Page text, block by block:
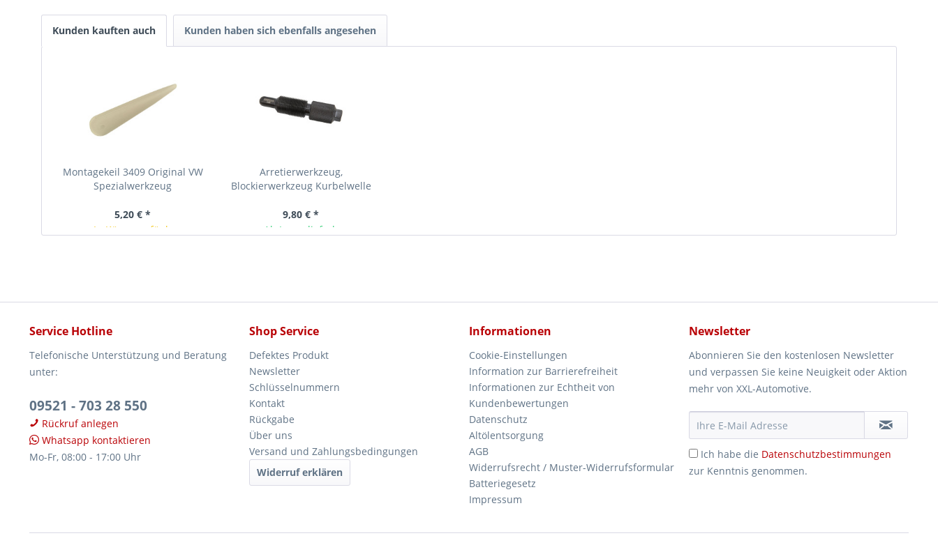
Kunden kauften auch Kunden haben sich ebenfalls angesehen
Montagekeil 3409 Original VW
Spezialwerkzeug
5,20 € *
In Kürze verfügbar
Arretierwerkzeug,
Blockierwerkzeug Kurbelwelle
9,80 € *
Ab Lager lieferbar
Service Hotline
Telefonische Unterstützung und Beratung
unter:
09521 - 703 28 550
Rückruf anlegen
Whatsapp kontaktieren
Mo-Fr, 08:00 - 17:00 Uhr
Shop Service
Defektes Produkt
Newsletter
Schlüsselnummern
Kontakt
Rückgabe
Über uns
Versand und Zahlungsbedingungen
Widerruf erklären
Informationen
Cookie-Einstellungen
Information zur Barrierefreiheit
Informationen zur Echtheit von
Kundenbewertungen
Datenschutz
Altölentsorgung
AGB
Widerrufsrecht / Muster-Widerrufsformular
Batteriegesetz
Impressum
Newsletter
Abonnieren Sie den kostenlosen Newsletter
und verpassen Sie keine Neuigkeit oder Aktion
mehr von XXL-Automotive.
Ich habe die Datenschutzbestimmungen
zur Kenntnis genommen.